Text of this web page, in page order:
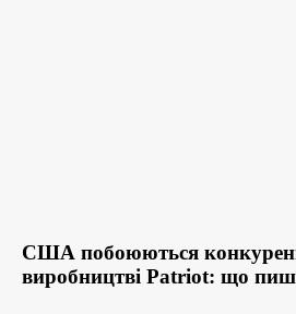
США побоюються
виробництві Patriot: що